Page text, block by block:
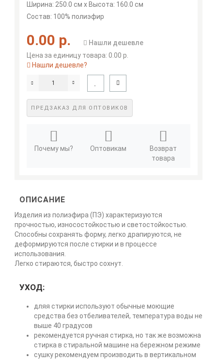
Ширина: 250.0 см x Высота: 160.0 см
Состав: 100% полиэфир
0.00 р.
Нашли дешевле
Цена за единицу товара: 0.00 р.
Нашли дешевле?
ПРЕДЗАКАЗ ДЛЯ ОПТОВИКОВ
Почему мы? Оптовикам
Возврат
товара
ОПИСАНИЕ
Изделия из полиэфира (ПЭ) характеризуются
прочностью, износостойкостью и светостойкостью.
Способны сохранять форму, легко драпируются, не
деформируются после стирки и в процессе
использования.
Легко стираются, быстро сохнут.
УХОД:
дляя стирки используют обычные моющие
средства без отбеливателей, температура воды не
выше 40 градусов
рекомендуется ручная стирка, но так же возможна
стирка в стиральной машине на бережном режиме
сушку рекомендуем производить в вертикальном